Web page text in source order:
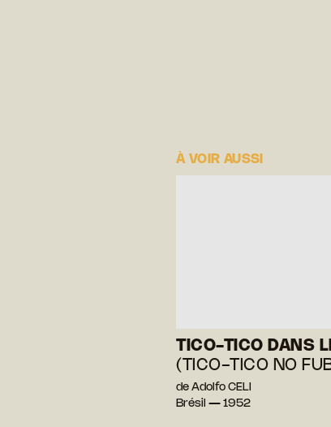
À VOIR AUSSI
TICO-TICO DANS
(TICO-TICO NO
de Adolfo CELI
Brésil — 1952